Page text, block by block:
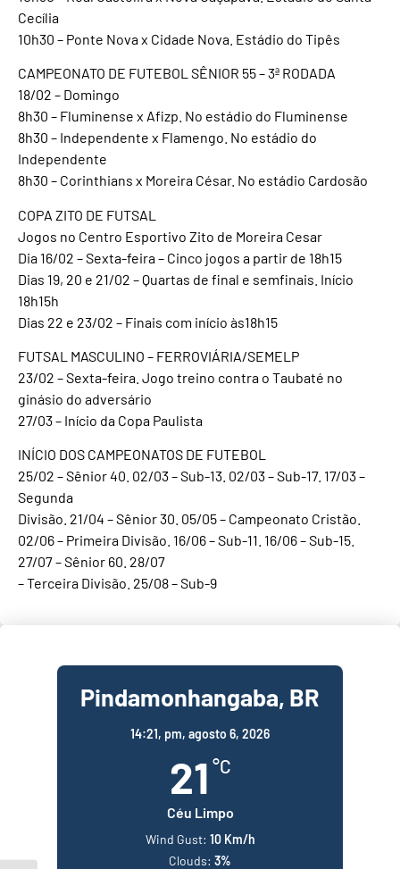
Cecília
10h30 – Ponte Nova x Cidade Nova. Estádio do Tipês
CAMPEONATO DE FUTEBOL SÊNIOR 55 – 3ª RODADA
18/02 – Domingo
8h30 – Fluminense x Afizp. No estádio do Fluminense
8h30 – Independente x Flamengo. No estádio do
Independente
8h30 – Corinthians x Moreira César. No estádio Cardosão
COPA ZITO DE FUTSAL
Jogos no Centro Esportivo Zito de Moreira Cesar
Dia 16/02 – Sexta-feira – Cinco jogos a partir de 18h15
Dias 19, 20 e 21/02 – Quartas de final e semfinais. Início
18h15h
Dias 22 e 23/02 – Finais com início às18h15
FUTSAL MASCULINO – FERROVIÁRIA/SEMELP
23/02 – Sexta-feira. Jogo treino contra o Taubaté no
ginásio do adversário
27/03 – Início da Copa Paulista
INÍCIO DOS CAMPEONATOS DE FUTEBOL
25/02 – Sênior 40. 02/03 – Sub-13. 02/03 – Sub-17. 17/03 –
Segunda
Divisão. 21/04 – Sênior 30. 05/05 – Campeonato Cristão.
02/06 – Primeira Divisão. 16/06 – Sub-11. 16/06 – Sub-15.
27/07 – Sênior 60. 28/07
– Terceira Divisão. 25/08 – Sub-9
Pindamonhangaba, BR
14:21, pm, agosto 6, 2026
21 °C
Céu Limpo
Wind Gust: 10 Km/h
Clouds: 3%